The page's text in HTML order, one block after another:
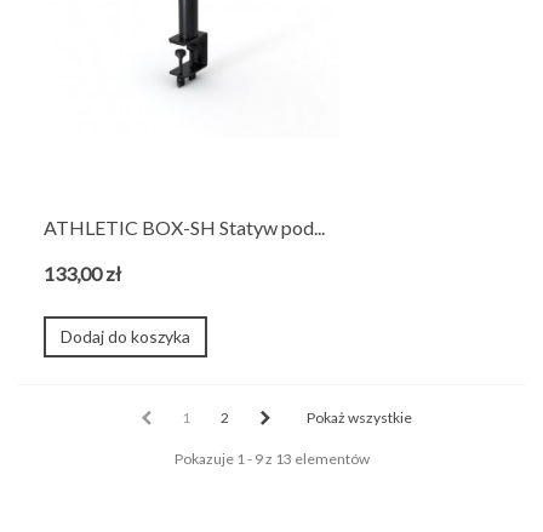
ATHLETIC BOX-SH Statyw pod...
133,00 zł
Dodaj do koszyka
1 2 Pokaż wszystkie
Pokazuje 1 - 9 z 13 elementów